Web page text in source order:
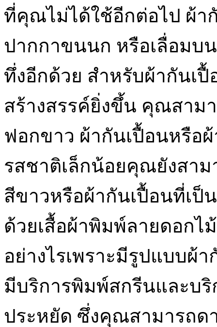
ที่คุณไม่ได้ใช้อีกต่อไป ผ้า
ปากกาขนนก หรือเลื่อมบ
ทึ่งอีกด้วย สำหรับผ้ากันเ
สร้างสรรค์ยิ่งขึ้น คุณสาม
ฟอกขาว ผ้ากันเปื้อนหรือ
รสชาติเล็กน้อยคุณยังสาม
สีขาวหรือผ้ากันเปื้อนที่เป็
ด้วยเสื้อผ้าพิมพ์ลายดอกไ
อย่างไรเพราะมีรูปแบบผ้
มีบริการพิมพ์สกรีนและบ
ประหยัด ซึ่งคุณสามารถด